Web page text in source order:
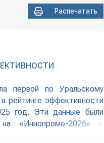
Распечатать
первой по Уральскому
рейтинге эффективности
год. Эти данные были
«Иннопроме-2026» в